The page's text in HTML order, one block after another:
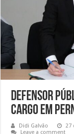
Defensor
cargo em
Didi Galvão 27
Leave a comment